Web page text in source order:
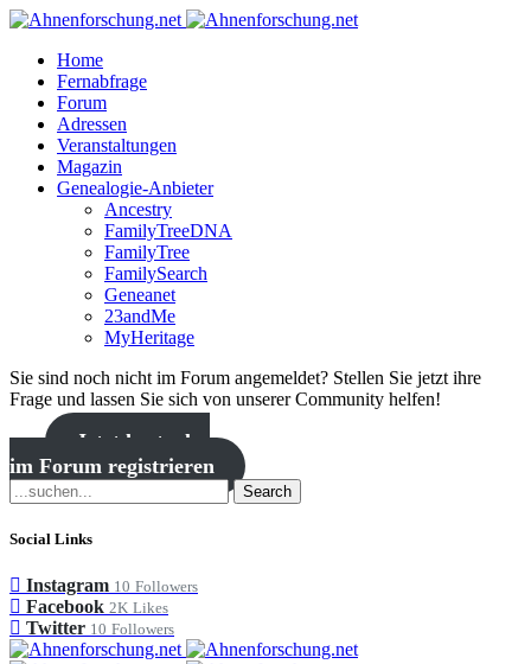
Home
Fernabfrage
Forum
Adressen
Veranstaltungen
Magazin
Genealogie-Anbieter
Ancestry
FamilyTreeDNA
FamilyTree
FamilySearch
Geneanet
23andMe
MyHeritage
Sie sind noch nicht im Forum angemeldet? Stellen Sie jetzt ihre
Frage und lassen Sie sich von unserer Community helfen!
Jetzt kostenlos
im Forum registrieren
Search
Social Links
Instagram 10 Followers
Facebook 2K Likes
Twitter 10 Followers